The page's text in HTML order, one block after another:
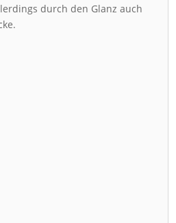
durch den Glanz auch